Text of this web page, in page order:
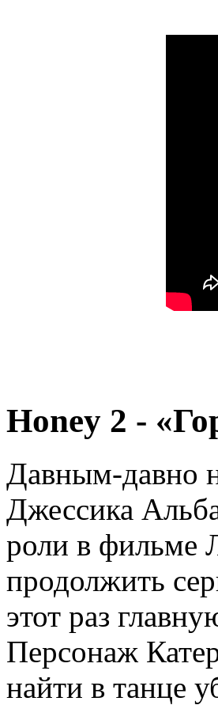
Honey 2 -
Давным-давно
Джессика
роли в фильме
продолжить
этот раз
Персонаж
найти в танце